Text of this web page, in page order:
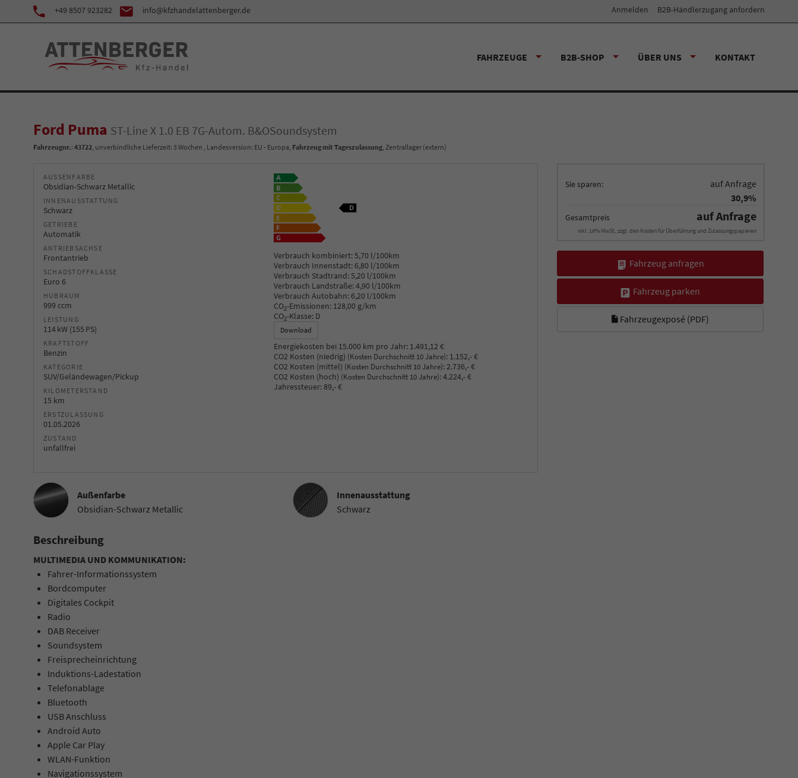
+49 8507 923282 info@kfzhandelattenberger.de Anmelden B2B-Händlerzugang anfordern
FAHRZEUGE B2B-SHOP ÜBER UNS KONTAKT
Ford Puma ST-Line X 1.0 EB 7G-Autom. B&OSoundsystem
Fahrzeugnr.: 43722, unverbindliche Lieferzeit: 3 Wochen , Landesversion: EU - Europa, Fahrzeug mit Tageszulassung, Zentrallager (extern)
Sie sparen:
auf Anfrage
30,9%
Gesamtpreis auf Anfrage
inkl. 19% MwSt., zzgl. den Kosten für Überführung und Zulassungspapieren
Fahrzeug anfragen
Fahrzeug parken
Fahrzeugexposé (PDF)
AUSSENFARBE
Obsidian-Schwarz Metallic
INNENAUSSTATTUNG
Schwarz
GETRIEBE
Automatik
ANTRIEBSACHSE
Frontantrieb
SCHADSTOFFKLASSE
Euro 6
HUBRAUM
999 ccm
LEISTUNG
114 kW (155 PS)
KRAFTSTOFF
Benzin
KATEGORIE
SUV/Geländewagen/Pickup
KILOMETERSTAND
15 km
ERSTZULASSUNG
01.05.2026
ZUSTAND
unfallfrei
Verbrauch kombiniert:5,70 l/100km
Verbrauch Innenstadt:6,80 l/100km
Verbrauch Stadtrand:5,20 l/100km
Verbrauch Landstraße:4,90 l/100km
Verbrauch Autobahn:6,20 l/100km
CO2-Emissionen: 128,00 g/km
CO2-Klasse: D
Download
Energiekosten bei 15.000 km pro Jahr: 1.491,12 €
CO2 Kosten (niedrig) (Kosten Durchschnitt 10 Jahre): 1.152,- €
CO2 Kosten (mittel) (Kosten Durchschnitt 10 Jahre):2.736,- €
CO2 Kosten (hoch) (Kosten Durchschnitt 10 Jahre):4.224,- €
Jahressteuer:89,- €
Außenfarbe
Obsidian-Schwarz Metallic
InnenausstattungInnenausstattung
Schwarz
Beschreibung
MULTIMEDIA UND KOMMUNIKATION:
Fahrer-Informationssystem
Bordcomputer
Digitales Cockpit
Radio
DAB Receiver
Soundsystem
Freisprecheinrichtung
Induktions-Ladestation
Telefonablage
Bluetooth
USB Anschluss
Android Auto
Apple Car Play
WLAN-Funktion
Navigationssystem